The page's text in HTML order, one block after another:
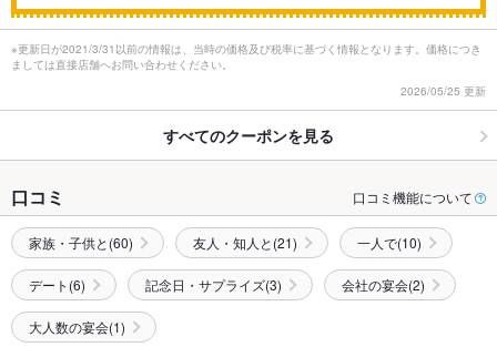
※更新日が2021/3/31以前の情報は、当時の価格及び税率に基づく情報となります。価格につき
ましては直接店舗へお問い合わせください。
2026/05/25 更新
すべてのクーポンを見る
口コミ 口コミ機能について
家族・子供と(60) 友人・知人と(21) 一人で(10)
デート(6) 記念日・サプライズ(3) 会社の宴会(2)
大人数の宴会(1)